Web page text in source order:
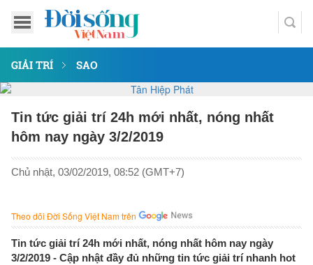
GIẢI TRÍ SAO
Tin tức giải trí 24h mới nhất, nóng nhất
hôm nay ngày 3/2/2019
Chủ nhật, 03/02/2019, 08:52 (GMT+7)
Theo dõi Đời Sống Việt Nam trên
Tin tức giải trí 24h mới nhất, nóng nhất hôm nay ngày
3/2/2019 - Cập nhật đầy đủ những tin tức giải trí nhanh hot